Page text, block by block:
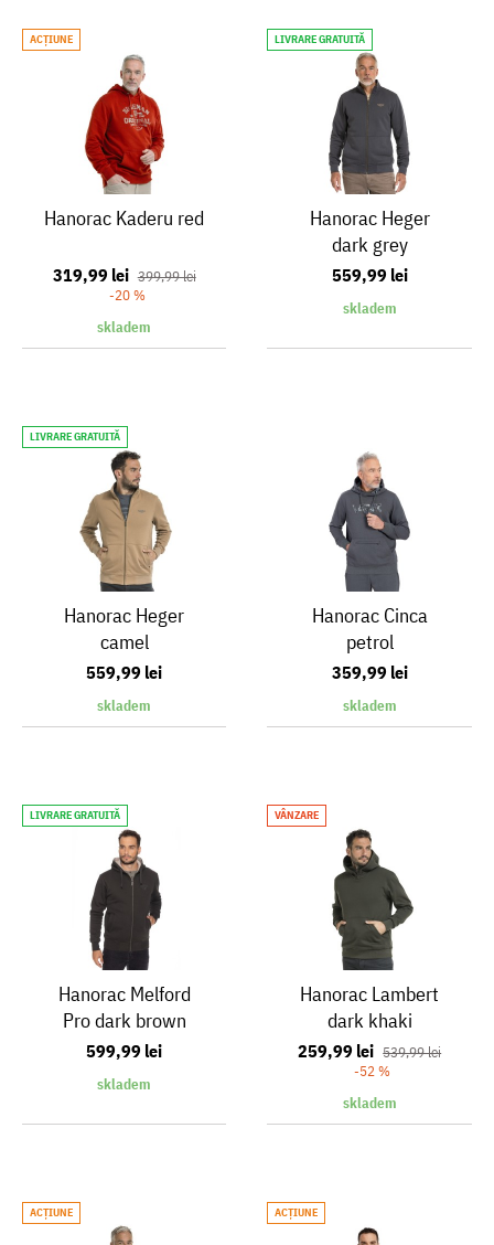
ACŢIUNE
Hanorac Kaderu red
319,99 lei 399,99 lei
-20 %
skladem
LIVRARE GRATUITĂ
Hanorac Heger
dark grey
559,99 lei
skladem
LIVRARE GRATUITĂ
Hanorac Heger
camel
559,99 lei
skladem
Hanorac Cinca
petrol
359,99 lei
skladem
LIVRARE GRATUITĂ
Hanorac Melford
Pro dark brown
599,99 lei
skladem
VÂNZARE
Hanorac Lambert
dark khaki
259,99 lei 539,99 lei
-52 %
skladem
ACŢIUNE ACŢIUNE